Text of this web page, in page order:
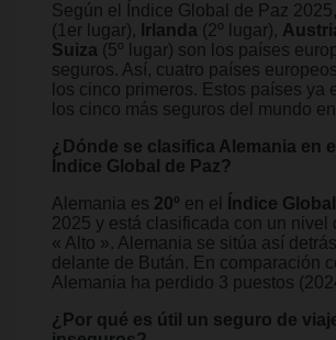
Según el Índice Global de Paz 2025,
(1er lugar), Irlanda (2º lugar),
Suiza (5º lugar) son los países
seguros. Así, cuatro países
los cinco primeros. Estos países ya
los cinco más seguros del mundo
¿Dónde se clasifica Alemania en
Índice Global de Paz?
Alemania es 20º en el Índice
2025 y está clasificada con un nivel
« Alto ». Alemania se sitúa así
delante de Bután. En comparación
Alemania ha perdido 3 puestos
¿Por qué es útil un seguro de